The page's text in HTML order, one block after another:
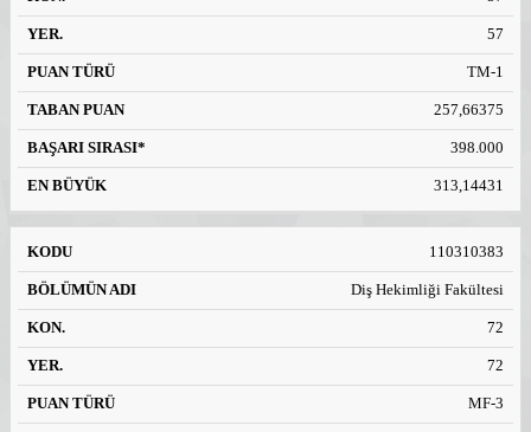
57
TM-1
257,66375
398.000
313,14431
110310383
Diş Hekimliği Fakültesi
72
72
MF-3